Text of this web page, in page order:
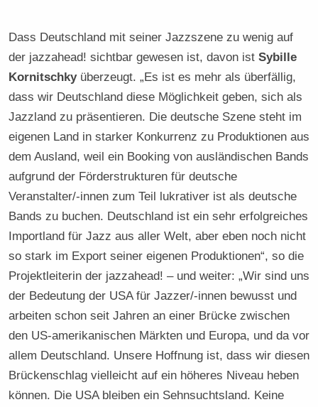
Dass Deutschland mit seiner Jazzszene zu wenig auf
der jazzahead! sichtbar gewesen ist, davon istSybille
Kornitschkyüberzeugt. „Es ist es mehr als überfällig,
dass wir Deutschland diese Möglichkeit geben, sich als
Jazzland zu präsentieren. Die deutsche Szene steht im
eigenen Land in starker Konkurrenz zu Produktionen aus
dem Ausland, weil ein Booking von ausländischen Bands
aufgrund der Förderstrukturen für deutsche
Veranstalter/-innen zum Teil lukrativer ist als deutsche
Bands zu buchen. Deutschland ist ein sehr erfolgreiches
Importland für Jazz aus aller Welt, aber eben noch nicht
so stark im Export seiner eigenen Produktionen“, so die
Projektleiterin der jazzahead! – und weiter: „Wir sind uns
der Bedeutung der USA für Jazzer/-innen bewusst und
arbeiten schon seit Jahren an einer Brücke zwischen
den US-amerikanischen Märkten und Europa, und da vor
allem Deutschland. Unsere Hoffnung ist, dass wir diesen
Brückenschlag vielleicht auf ein höheres Niveau heben
können. Die USA bleiben ein Sehnsuchtsland. Keine